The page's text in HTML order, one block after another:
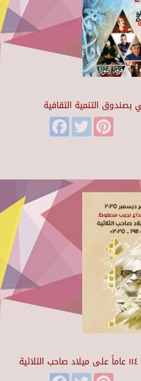
بصندوق التنمية الثقافية
FacebookTwitter